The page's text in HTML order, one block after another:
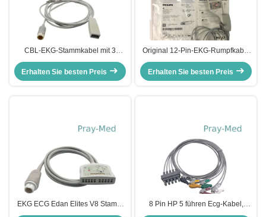
CBL-EKG-Stammkabel mit 3
Leitungen AAMI / IEC 2.7M
989803145071 M1669A
Erhalten Sie besten Preis
Original 12-Pin-EKG-Rumpfkabel
5 Blei 989803145061 M1668A 2,4
m
Erhalten Sie besten Preis
EKG ECG Edan Elites V8 Stamm
verkabeln 2.4M Round 12 Pin
8 Pin HP 5 führen Ecg-Kabel,
M2406A/M1733a Ecg Länge des